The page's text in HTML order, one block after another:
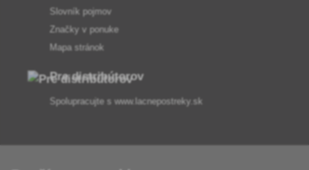
Slovník pojmov
Značky v ponuke
Mapa stránok
Pre distribútorov
Spolupracujte s www.lacnepostreky.sk